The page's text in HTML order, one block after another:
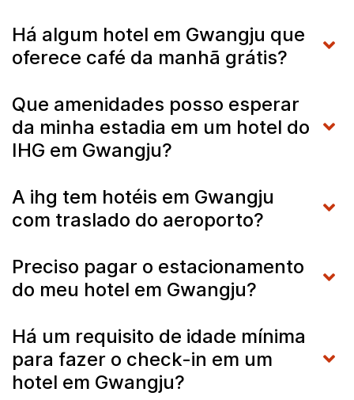
Há algum hotel em Gwangju que
oferece café da manhã grátis?
Que amenidades posso esperar
da minha estadia em um hotel do
IHG em Gwangju?
A ihg tem hotéis em Gwangju
com traslado do aeroporto?
Preciso pagar o estacionamento
do meu hotel em Gwangju?
Há um requisito de idade mínima
para fazer o check-in em um
hotel em Gwangju?